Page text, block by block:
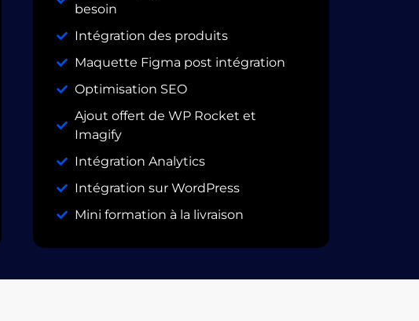
besoin
Intégration des produits
Maquette Figma post intégration
Optimisation SEO
Ajout offert de WP Rocket et
Imagify
Intégration Analytics
Intégration sur WordPress
Mini formation à la livraison